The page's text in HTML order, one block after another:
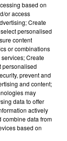
du refus du
Si vous
votre accord
Puymartin
Jean-Pascal
based on
or access
Create
personalised
content
or combinations
Create
personalised
prevent and
and content;
may
data to offer
actively
combine data from
based on